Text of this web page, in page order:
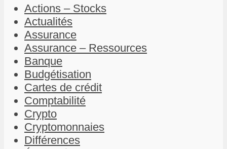
Actions – Stocks
Actualités
Assurance
Assurance – Ressources
Banque
Budgétisation
Cartes de crédit
Comptabilité
Crypto
Cryptomonnaies
Différences